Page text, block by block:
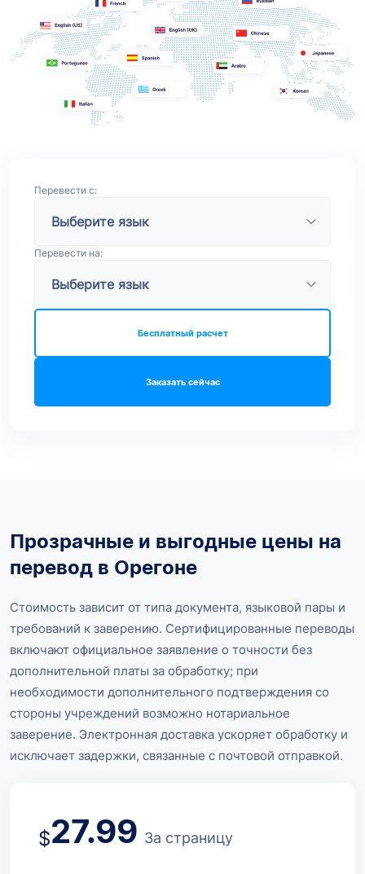
Перевести с:
Перевести на:
Заказать сейчас
Бесплатный расчет
Прозрачные и выгодные цены на
перевод в Орегоне
Стоимость зависит от типа документа, языковой пары и
требований к заверению. Сертифицированные переводы
включают официальное заявление о точности без
дополнительной платы за обработку; при
необходимости дополнительного подтверждения со
стороны учреждений возможно нотариальное
заверение. Электронная доставка ускоряет обработку и
исключает задержки, связанные с почтовой отправкой.
$27.99 За страницу